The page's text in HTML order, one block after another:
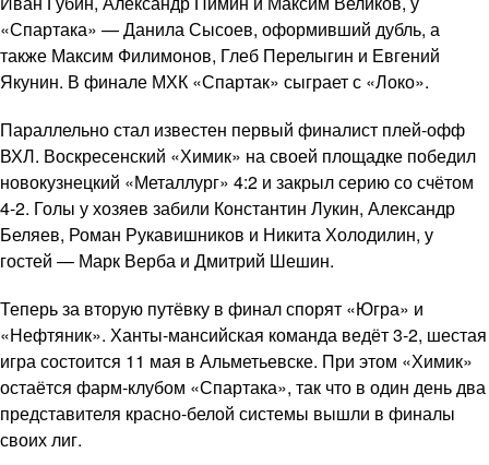
«Спартака» — Данила Сысоев, оформивший дубль, а
также Максим Филимонов, Глеб Перелыгин и Евгений
Якунин. В финале МХК «Спартак» сыграет с «Локо».
Параллельно стал известен первый финалист плей-офф
ВХЛ. Воскресенский «Химик» на своей площадке победил
новокузнецкий «Металлург» 4:2 и закрыл серию со счётом
4-2. Голы у хозяев забили Константин Лукин, Александр
Беляев, Роман Рукавишников и Никита Холодилин, у
гостей — Марк Верба и Дмитрий Шешин.
Теперь за вторую путёвку в финал спорят «Югра» и
«Нефтяник». Ханты-мансийская команда ведёт 3-2, шестая
игра состоится 11 мая в Альметьевске. При этом «Химик»
остаётся фарм-клубом «Спартака», так что в один день два
представителя красно-белой системы вышли в финалы
своих лиг.